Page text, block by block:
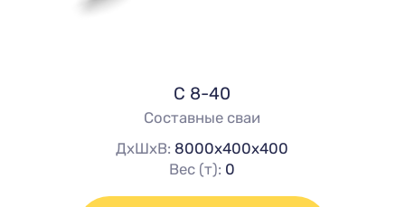
С 8-40
Составные сваи
ДхШхВ: 8000х400х400
Вес (т): 0